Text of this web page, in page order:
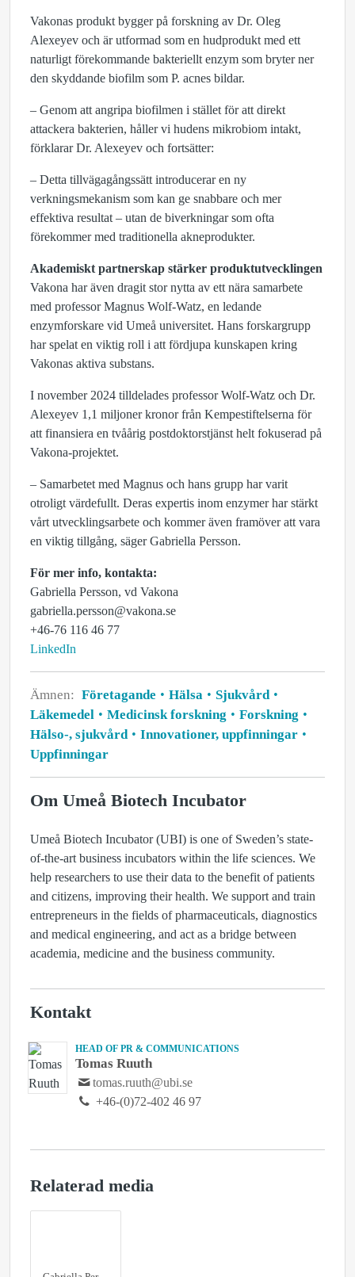
Vakonas produkt bygger på forskning av Dr. Oleg
Alexeyev och är utformad som en hudprodukt med ett
naturligt förekommande bakteriellt enzym som bryter ner
den skyddande biofilm som P. acnes bildar.
– Genom att angripa biofilmen i stället för att direkt
attackera bakterien, håller vi hudens mikrobiom intakt,
förklarar Dr. Alexeyev och fortsätter:
– Detta tillvägagångssätt introducerar en ny
verkningsmekanism som kan ge snabbare och mer
effektiva resultat – utan de biverkningar som ofta
förekommer med traditionella akneprodukter.
Akademiskt partnerskap stärker produktutvecklingen
Vakona har även dragit stor nytta av ett nära samarbete
med professor Magnus Wolf-Watz, en ledande
enzymforskare vid Umeå universitet. Hans forskargrupp
har spelat en viktig roll i att fördjupa kunskapen kring
Vakonas aktiva substans.
I november 2024 tilldelades professor Wolf-Watz och Dr.
Alexeyev 1,1 miljoner kronor från Kempestiftelserna för
att finansiera en tvåårig postdoktorstjänst helt fokuserad på
Vakona-projektet.
– Samarbetet med Magnus och hans grupp har varit
otroligt värdefullt. Deras expertis inom enzymer har stärkt
vårt utvecklingsarbete och kommer även framöver att vara
en viktig tillgång, säger Gabriella Persson.
För mer info, kontakta:
Gabriella Persson, vd Vakona
gabriella.persson@vakona.se
+46-76 116 46 77
LinkedIn
Ämnen: Företagande Hälsa
Sjukvård
Läkemedel
Medicinsk forskning
Forskning
Hälso-, sjukvård
Innovationer, uppfinningar
Uppfinningar
Om Umeå Biotech Incubator
Umeå Biotech Incubator (UBI) is one of Sweden’s state-
of-the-art business incubators within the life sciences. We
help researchers to use their data to the benefit of patients
and citizens, improving their health. We support and train
entrepreneurs in the fields of pharmaceuticals, diagnostics
and medical engineering, and act as a bridge between
academia, medicine and the business community.
Kontakt
HEAD OF PR & COMMUNICATIONS
Tomas Ruuth
tomas.ruuth@ubi.se
+46-(0)72-402 46 97
Relaterad media